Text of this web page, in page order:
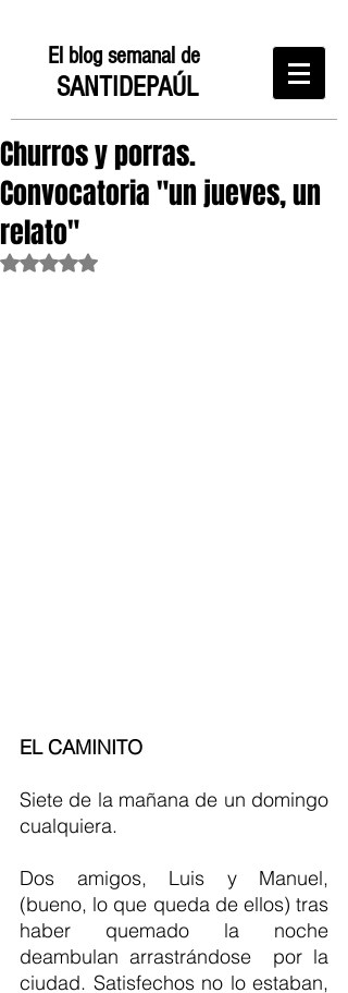
El blog semanal de
SANTIDEPAÚL
Churros y porras.
Convocatoria "un jueves, un
relato"
Obtuvo NaN de 5 estrellas.
EL CAMINITO
Siete de la mañana de un domingo
cualquiera.
Dos amigos, Luis y Manuel,
(bueno, lo que queda de ellos) tras
haber quemado la noche
deambulan arrastrándose  por la
ciudad. Satisfechos no lo estaban,